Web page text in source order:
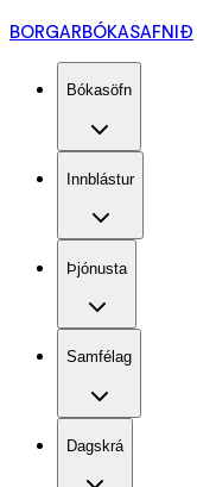
BORGARBÓKASAFNIÐ
Bókasöfn
Innblástur
Þjónusta
Samfélag
Dagskrá